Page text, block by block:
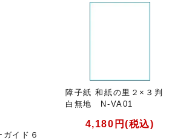
イド６
障子紙 和紙の里２×３判
白無地 N-VA01
4,180円(税込)